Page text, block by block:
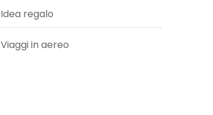
Idea regalo
Viaggi in aereo